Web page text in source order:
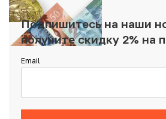
Подпишитесь на наши
получите скидку 2% на
Email